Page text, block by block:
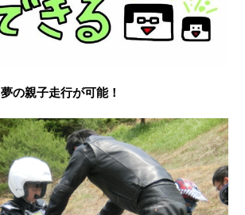
夢の親子走行が可能！